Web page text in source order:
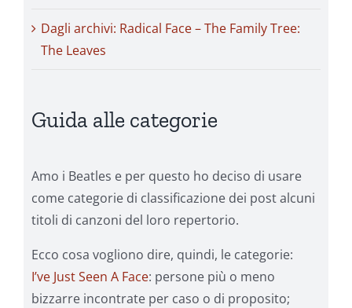
Dagli archivi: Radical Face – The Family Tree:
The Leaves
Guida alle categorie
Amo i Beatles e per questo ho deciso di usare
come categorie di classificazione dei post alcuni
titoli di canzoni del loro repertorio.
Ecco cosa vogliono dire, quindi, le categorie:
I’ve Just Seen A Face: persone più o meno
bizzarre incontrate per caso o di proposito;